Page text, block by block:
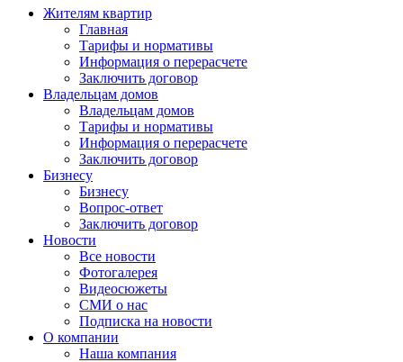
Жителям квартир
Главная
Тарифы и нормативы
Информация о перерасчете
Заключить договор
Владельцам домов
Владельцам домов
Тарифы и нормативы
Информация о перерасчете
Заключить договор
Бизнесу
Бизнесу
Вопрос-ответ
Заключить договор
Новости
Все новости
Фотогалерея
Видеосюжеты
СМИ о нас
Подписка на новости
О компании
Наша компания